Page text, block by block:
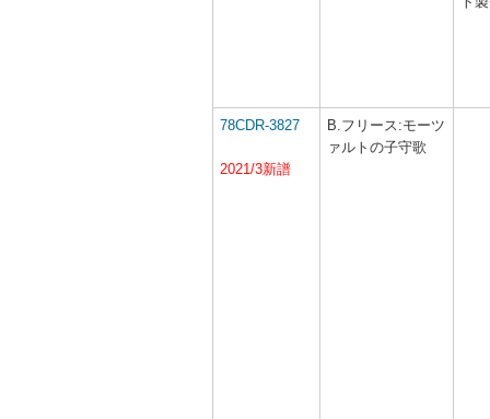
78CDR-3827
2021/3新譜
B.フリース:モーツ
ァルトの子守歌